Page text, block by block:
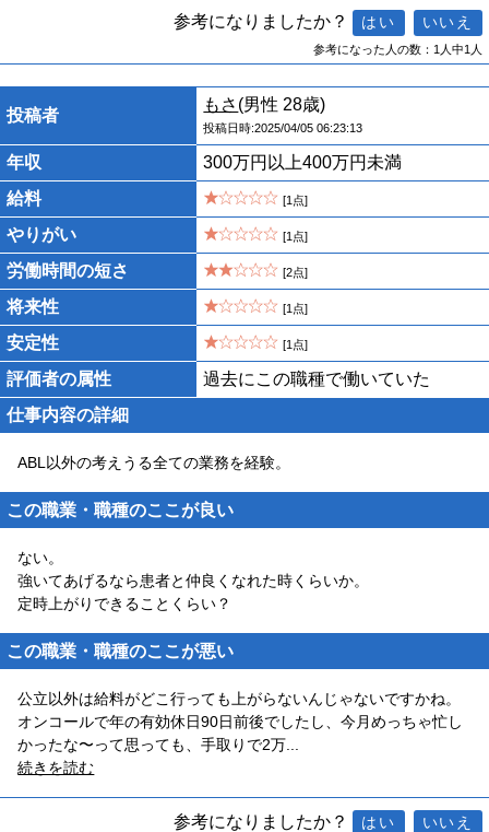
参考になりましたか？
参考になった人の数：1人中1人
投稿者
もさ (男性 28歳)
投稿日時:2025/04/05 06:23:13
年収
300万円以上400万円未満
給料
[1点]
やりがい [1点]
労働時間の短さ [2点]
将来性 [1点]
安定性 [1点]
評価者の属性
過去にこの職種で働いていた
仕事内容の詳細
ABL以外の考えうる全ての業務を経験。
この職業・職種のここが良い
ない。
強いてあげるなら患者と仲良くなれた時くらいか。
定時上がりできることくらい？
この職業・職種のここが悪い
公立以外は給料がどこ行っても上がらないんじゃないですかね。
オンコールで年の有効休日90日前後でしたし、今月めっちゃ忙し
かったな〜って思っても、手取りで2万
続きを読む
参考になりましたか？